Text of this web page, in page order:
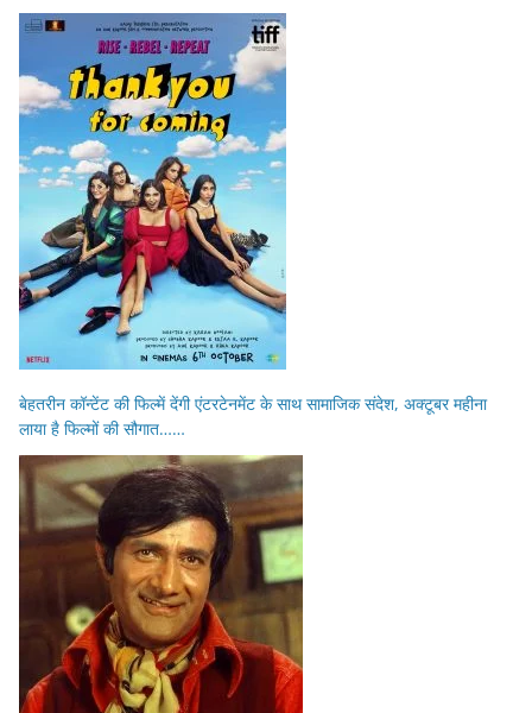
बेहतरीन कॉन्टेंट की फिल्में देंगी एंटरटेनमेंट के साथ सामाजिक संदेश, अक्टूबर महीना
लाया है फिल्मों की सौगात……